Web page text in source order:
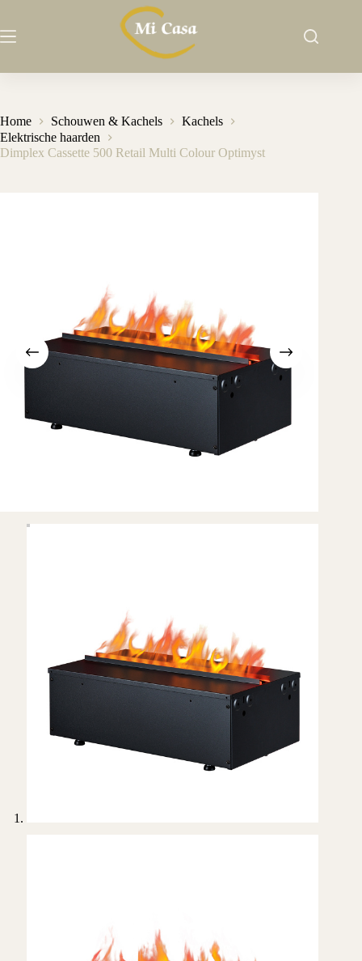
de
Home Schouwen & Kachels
Kachels
Elektrische haarden
Dimplex Cassette 500 Retail Multi Colour Optimyst